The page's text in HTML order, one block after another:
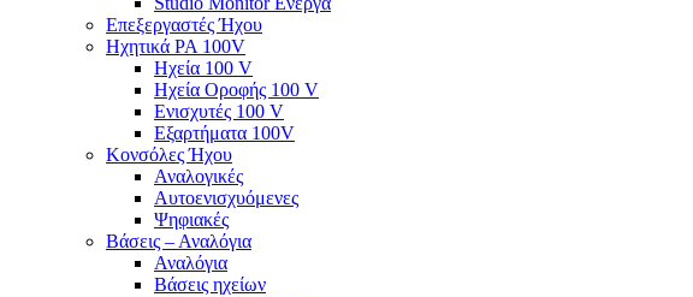
Επεξεργαστές Ήχου
Ηχητικά PA 100V
Ηχεία 100 V
Ηχεία Οροφής 100 V
Ενισχυτές 100 V
Εξαρτήματα 100V
Κονσόλες Ήχου
Αναλογικές
Αυτοενισχυόμενες
Ψηφιακές
Βάσεις – Αναλόγια
Αναλόγια
Βάσεις ηχείων